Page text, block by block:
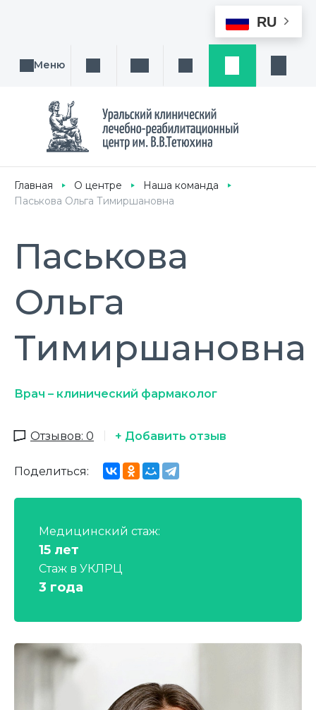
RU
Меню Поиск услуги, направления или врача
Написать намЗаказ звонка
Главная О центре
Наша команда
Паськова Ольга Тимиршановна
Паськова
Ольга
Тимиршановна
Врач – клинический фармаколог
Отзывов: 0 + Добавить отзыв
Поделиться:
Медицинский стаж:
15 лет
Стаж в УКЛРЦ
3 года